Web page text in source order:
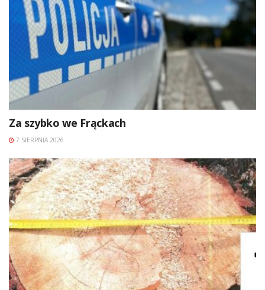
Za szybko we Frąckach
7 SIERPNIA 2026